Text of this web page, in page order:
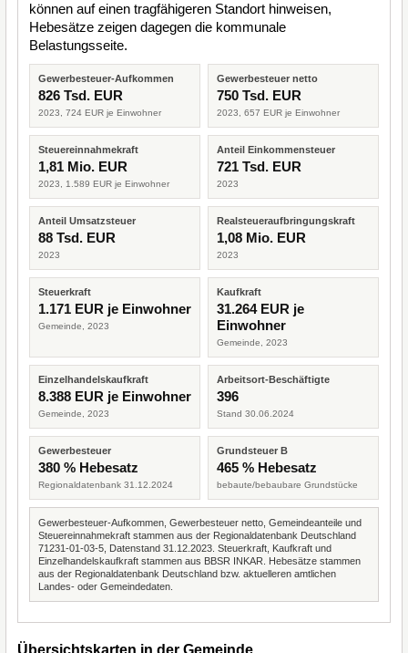
können auf einen tragfähigeren Standort hinweisen,
Hebesätze zeigen dagegen die kommunale
Belastungsseite.
Gewerbesteuer-Aufkommen
826 Tsd. EUR
2023, 724 EUR je Einwohner
Gewerbesteuer netto
750 Tsd. EUR
2023, 657 EUR je Einwohner
Steuereinnahmekraft
1,81 Mio. EUR
2023, 1.589 EUR je Einwohner
Anteil Einkommensteuer
721 Tsd. EUR
2023
Anteil Umsatzsteuer
88 Tsd. EUR
2023
Realsteueraufbringungskraft
1,08 Mio. EUR
2023
Steuerkraft
1.171 EUR je Einwohner
Gemeinde, 2023
Kaufkraft
31.264 EUR je
Einwohner
Gemeinde, 2023
Einzelhandelskaufkraft
8.388 EUR je Einwohner
Gemeinde, 2023
Arbeitsort-Beschäftigte
396
Stand 30.06.2024
Gewerbesteuer
380 % Hebesatz
Regionaldatenbank 31.12.2024
Grundsteuer B
465 % Hebesatz
bebaute/bebaubare Grundstücke
Gewerbesteuer-Aufkommen, Gewerbesteuer netto, Gemeindeanteile und
Steuereinnahmekraft stammen aus der Regionaldatenbank Deutschland
71231-01-03-5, Datenstand 31.12.2023. Steuerkraft, Kaufkraft und
Einzelhandelskaufkraft stammen aus BBSR INKAR. Hebesätze stammen
aus der Regionaldatenbank Deutschland bzw. aktuelleren amtlichen
Landes- oder Gemeindedaten.
Übersichtskarten in der Gemeinde